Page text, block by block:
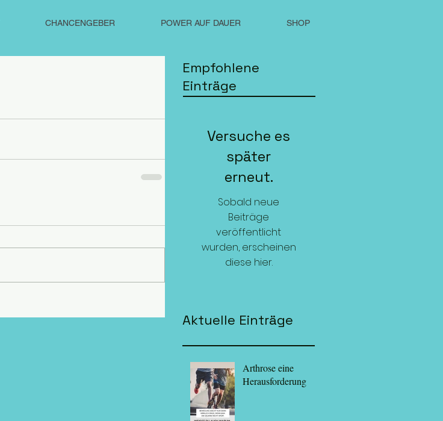
CHANCENGEBER POWER AUF DAUER SHOP
Empfohlene
Einträge
Versuche es
später
erneut.
Sobald neue
Beiträge
veröffentlicht
wurden, erscheinen
diese hier.
Aktuelle Einträge
Arthrose eine
Herausforderung